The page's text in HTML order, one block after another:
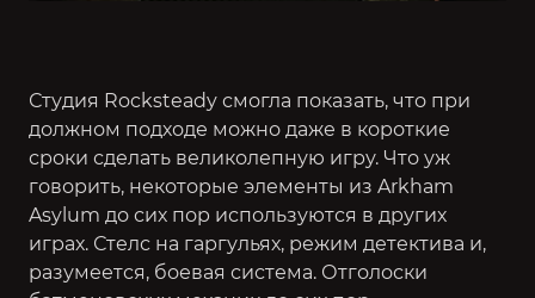
Студия Rocksteady смогла показать, что при
должном подходе можно даже в короткие
сроки сделать великолепную игру. Что уж
говорить, некоторые элементы из Arkham
Asylum до сих пор используются в других
играх. Стелс на гаргульях, режим детектива и,
разумеется, боевая система. Отголоски